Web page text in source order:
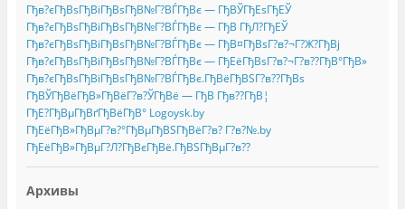
Гђв?єГђВѕГђВіГђВѕГђВ№Г?ВЃГђВє — ГђВЎГђЕѕГђЕЎ
Гђв?єГђВѕГђВіГђВѕГђВ№Г?ВЃГђВє — ГђВ ГђЛ?ГђЕЎ
Гђв?єГђВѕГђВіГђВѕГђВ№Г?ВЃГђВє — ГђВ¤ГђВѕГ?в?¬Г?Ж?ГђВј
Гђв?єГђВѕГђВіГђВѕГђВ№Г?ВЃГђВє — ГђЕёГђВѕГ?в?¬Г?в??ГђВ°ГђВ»
Гђв?єГђВѕГђВіГђВѕГђВ№Г?ВЃГђВє.ГђВёГђВЅГ?в??ГђВѕ
ГђВЎГђВёГђВ»ГђВёГ?в?ЎГђВё — ГђВ Гђв??ГђВ¦
ГђЕ?ГђВµГђВґГђВёГђВ° Logoysk.by
ГђЕёГђВ»ГђВµГ?в?°ГђВµГђВЅГђВёГ?в? Г?в?№.by
ГђЕёГђВ»ГђВµГ?Л?ГђВєГђВё.ГђВЅГђВµГ?в??
Архивы